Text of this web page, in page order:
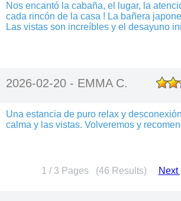
Nos encantó la cabaña, el lugar, la
cada rincón de la casa ! La bañera
Las vistas son increíbles y el desayuno
2026-02-20 - EMMA C.
Una estancia de puro relax y
calma y las vistas. Volveremos y
1 / 3 Pages (46 Results) Next